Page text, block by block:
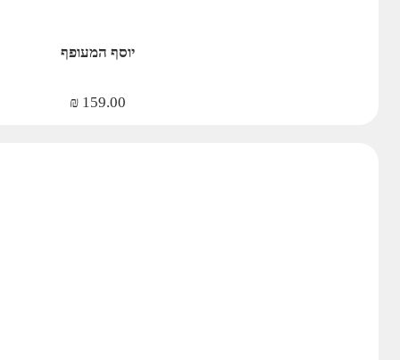
יוסף המעופף
159.00
₪